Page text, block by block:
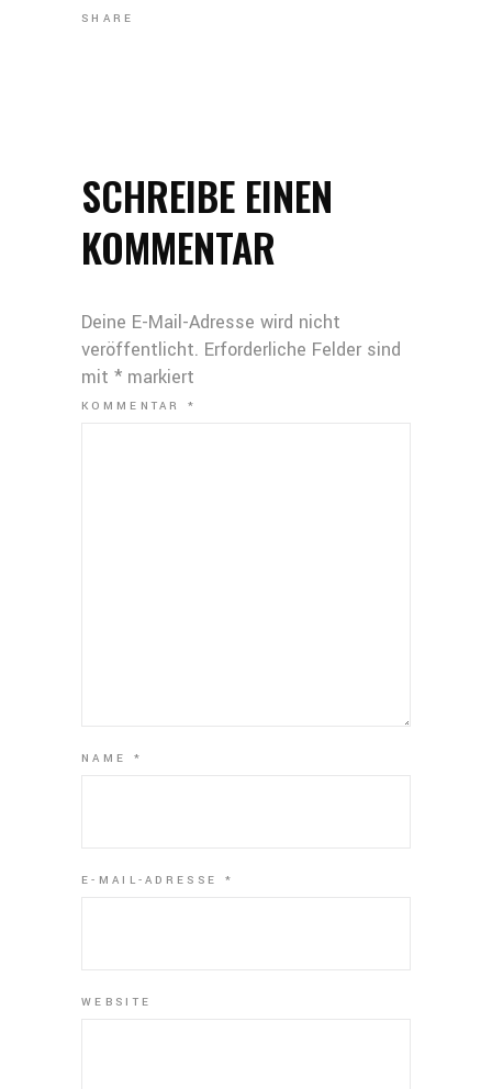
SHARE
SCHREIBE EINEN
KOMMENTAR
Deine E-Mail-Adresse wird nicht
veröffentlicht. Erforderliche Felder sind
mit * markiert
KOMMENTAR*
NAME *
E-MAIL-ADRESSE *
WEBSITE